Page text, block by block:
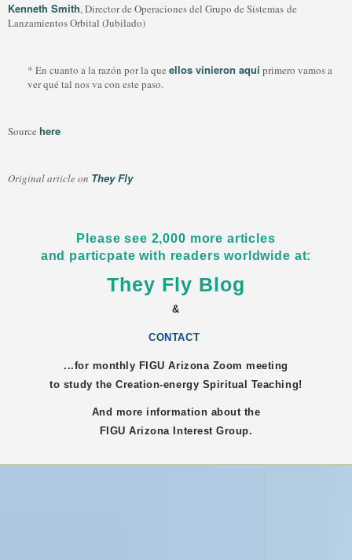
Kenneth Smith, Director de Operaciones del Grupo de Sistemas de
Lanzamientos Orbital (Jubilado)
* En cuanto a la razón por la que ellos vinieron aquíprimero vamos a
ver qué tal nos va con este paso.
Source here
Original article on They Fly
Please see 2,000 more articles
and particpate with readers worldwide at:
They Fly Blog
&
CONTACT
...for monthly FIGUArizona Zoom meeting
to study the Creation-energy Spiritual Teaching!
And more information about the
FIGUArizonaInterest Group.